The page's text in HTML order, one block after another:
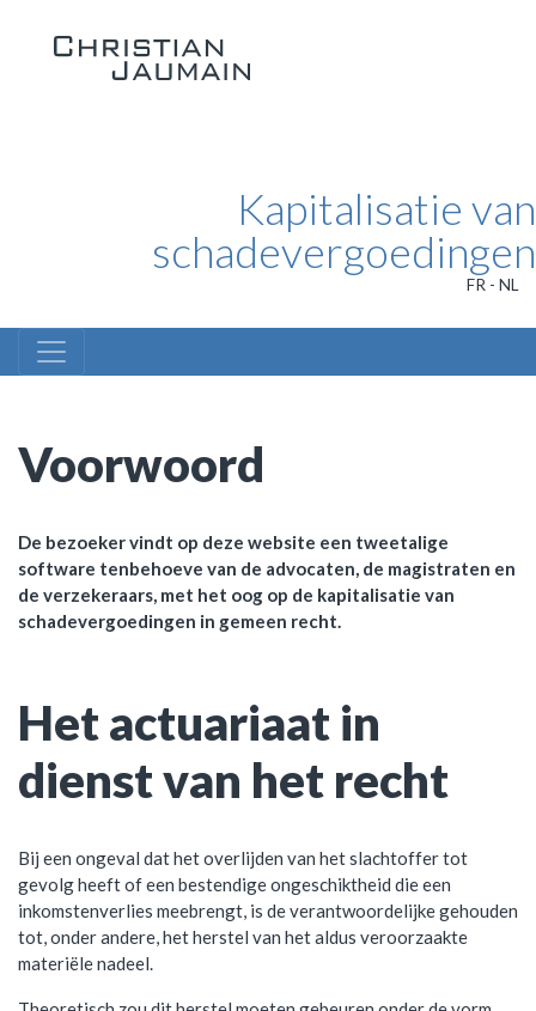
Kapitalisatie van
schadevergoedingen
FR - NL
Voorwoord
De bezoeker vindt op deze website een tweetalige
software tenbehoeve van de advocaten, de magistraten en
de verzekeraars, met het oog op de kapitalisatie van
schadevergoedingen in gemeen recht.
Het actuariaat in
dienst van het recht
Bij een ongeval dat het overlijden van het slachtoffer tot
gevolg heeft of een bestendige ongeschiktheid die een
inkomstenverlies meebrengt, is de verantwoordelijke gehouden
tot, onder andere, het herstel van het aldus veroorzaakte
materiële nadeel.